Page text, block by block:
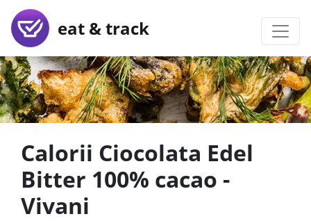
eat & track
Calorii Ciocolata Edel
Bitter 100% cacao -
Vivani